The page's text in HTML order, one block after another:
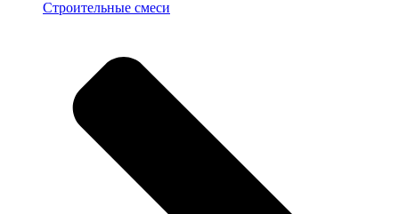
Строительные смеси